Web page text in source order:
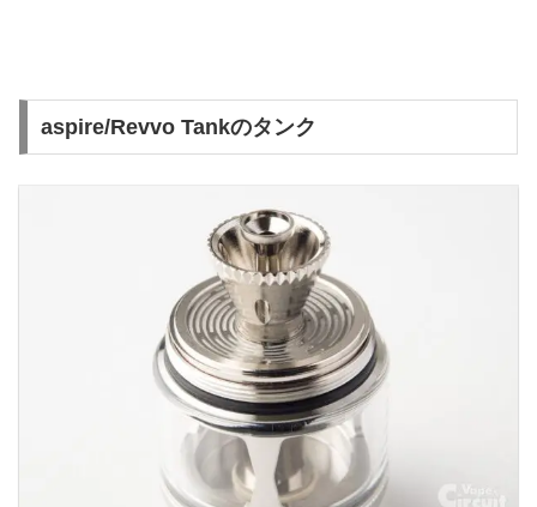
aspire/Revvo Tankのタンク